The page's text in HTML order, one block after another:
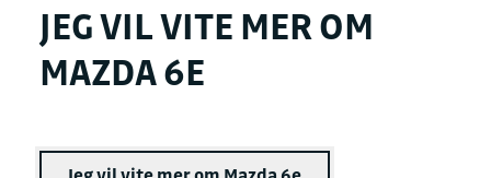
JEG VIL VITE MER OM
MAZDA 6E